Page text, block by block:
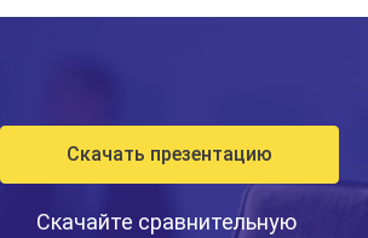
Скачать презентацию
Скачайте сравнительную